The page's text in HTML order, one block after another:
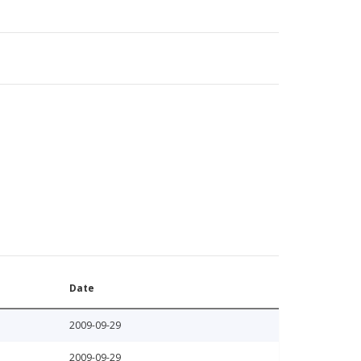
Date
2009-09-29
2009-09-29